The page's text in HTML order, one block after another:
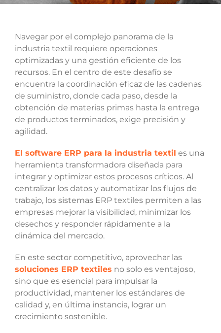
Navegar por el complejo panorama de la
industria textil requiere operaciones
optimizadas y una gestión eficiente de los
recursos. En el centro de este desafío se
encuentra la coordinación eficaz de las cadenas
de suministro, donde cada paso, desde la
obtención de materias primas hasta la entrega
de productos terminados, exige precisión y
agilidad.
El software ERP para la industria textil es una
herramienta transformadora diseñada para
integrar y optimizar estos procesos críticos. Al
centralizar los datos y automatizar los flujos de
trabajo, los sistemas ERP textiles permiten a las
empresas mejorar la visibilidad, minimizar los
desechos y responder rápidamente a la
dinámica del mercado.
En este sector competitivo, aprovechar las
soluciones ERP textiles no solo es ventajoso,
sino que es esencial para impulsar la
productividad, mantener los estándares de
calidad y, en última instancia, lograr un
crecimiento sostenible.